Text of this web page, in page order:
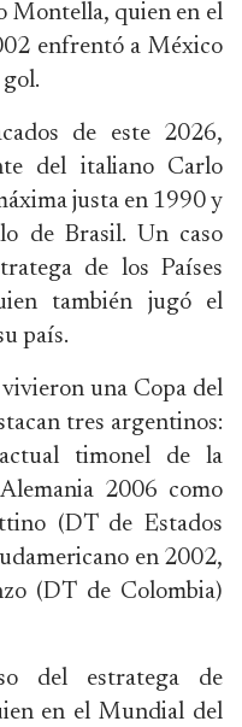
Montella, quien en el
enfrentó a México
de este 2026,
del italiano Carlo
justa en 1990 y
de Brasil. Un caso
de los Países
también jugó el
país.
una Copa del
tres argentinos:
timonel de la
2006 como
(DT de Estados
en 2002,
(DT de Colombia)
del estratega de
en el Mundial del